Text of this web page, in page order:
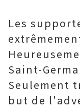
Les
Saint-
Seulement
but de